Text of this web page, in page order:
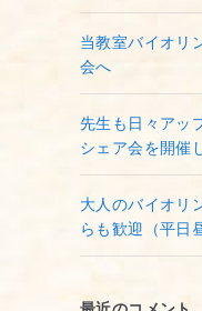
当教室バイオリ
会へ
先生も日々アッ
シェア会を開催
大人のバイオリ
らも歓迎（平日